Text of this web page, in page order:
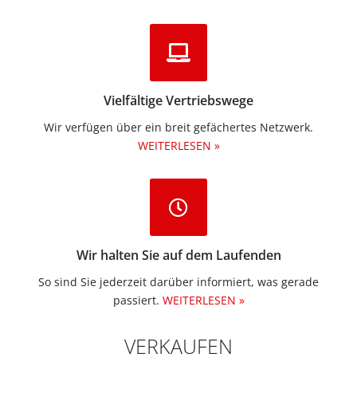
Vielfältige Vertriebswege
Wir verfügen über ein breit gefächertes Netzwerk.
WEITERLESEN »
Wir halten Sie auf dem Laufenden
So sind Sie jederzeit darüber informiert, was gerade
passiert. WEITERLESEN »
VERKAUFEN